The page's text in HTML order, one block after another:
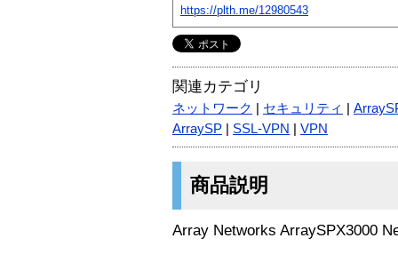
https://plth.me/12980543
関連カテゴリ
ネットワーク セキュリティ
ArraySP
SSL-VPN VPN
商品説明
Array Networks ArraySPX3000